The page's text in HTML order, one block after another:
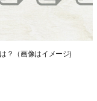
？（画像はイメージ)